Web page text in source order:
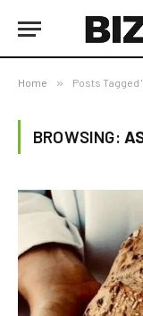
Home » Posts Tagged
BROWSING: